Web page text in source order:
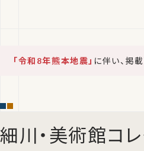
「令和8年熊本地震」 に伴い、掲
細川・美術館コ